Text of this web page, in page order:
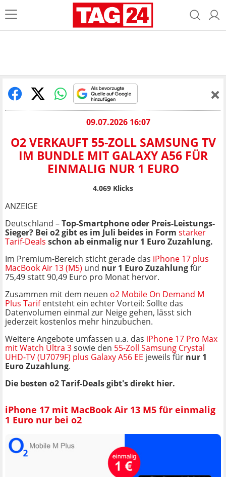
09.07.2026 16:07
O2 VERKAUFT 55-ZOLL SAMSUNG TV
IM BUNDLE MIT GALAXY A56 FÜR
EINMALIG NUR 1 EURO
4.069 Klicks
ANZEIGE
Deutschland –Top-Smartphone oder Preis-Leistungs-
Sieger? Bei o2 gibt es im Juli beides in Form starker
Tarif-Deals schon ab einmalig nur 1 Euro Zuzahlung.
Im Premium-Bereich sticht gerade das iPhone 17 plus
MacBook Air 13 (M5) und nur 1 Euro Zuzahlungfür
75,49 statt 90,49 Euro pro Monat hervor.
Zusammen mit dem neuen o2 Mobile On Demand M
Plus Tarifentsteht ein echter Vorteil: Sollte das
Datenvolumen einmal zur Neige gehen, lässt sich
jederzeit kostenlos mehr hinzubuchen.
Weitere Angebote umfassen u.a. das iPhone 17 Pro Max
mit Watch Ultra 3sowie den 55-Zoll Samsung Crystal
UHD-TV (U7079F) plus Galaxy A56 EE jeweils für nur 1
Euro Zuzahlung.
Die besten o2 Tarif-Deals gibt's direkt hier.
iPhone 17 mit MacBook Air 13 M5 für einmalig
1 Euro nur bei o2